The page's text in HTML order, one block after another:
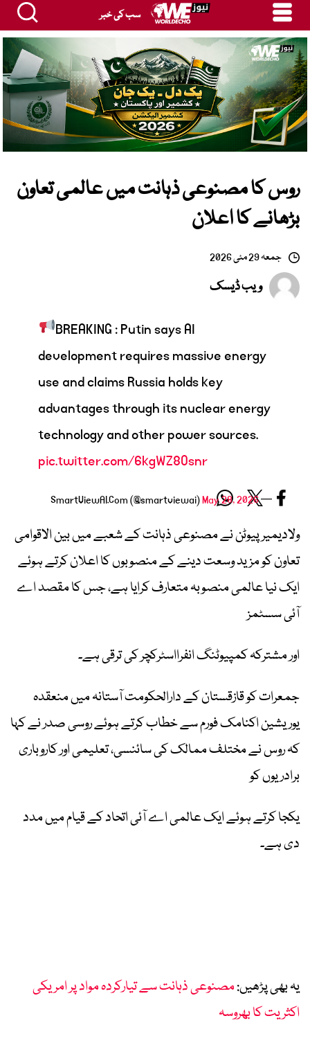
سب کی خبر
روس کا مصنوعی ذہانت میں عالمی تعاون
بڑھانے کا اعلان
جمعہ 29 مئی 2026
ویب ڈیسک
BREAKING : Putin says AI
development requires massive energy
use and claims Russia holds key
advantages through its nuclear energy
technology and other power sources.
pic.twitter.com/6kgWZ8Osnr
— SmartViewAI.Com (@smartviewai)
May 28, 2026
ولادیمیر پیوٹن نے مصنوعی ذہانت کے شعبے میں بین الاقوامی
تعاون کو مزید وسعت دینے کے منصوبوں کا اعلان کرتے ہوئے
ایک نیا عالمی منصوبہ متعارف کرایا ہے، جس کا مقصد اے
آئی سسٹمز
اور مشترکہ کمپیوٹنگ انفرااسٹرکچر کی ترقی ہے۔
جمعرات کو قازقستان کے دارالحکومت آستانہ میں منعقدہ
یوریشین اکنامک فورم سے خطاب کرتے ہوئے روسی صدر نے کہا
کہ روس نے مختلف ممالک کی سائنسی، تعلیمی اور کاروباری
برادریوں کو
یکجا کرتے ہوئے ایک عالمی اے آئی اتحاد کے قیام میں مدد
دی ہے۔
یہ بھی پڑھیں:مصنوعی ذہانت سے تیارکردہ مواد پر امریکی
اکثریت کا بھروسہ